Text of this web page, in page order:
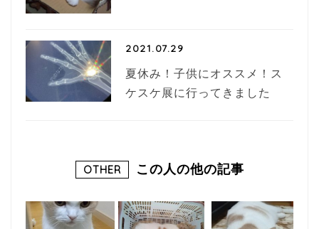
2021.07.29
夏休み！子供にオススメ！ス
ケスケ展に行ってきました
OTHER この人の他の記事